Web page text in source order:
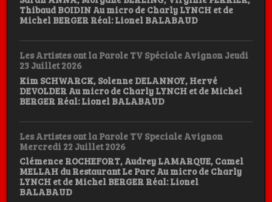
Thibaud BOIDIN Au micro de Charly LYNCH et de
Michel BERGER Réal: Lionel BALABAUD
Les Artistes ont la Parole TV Spéciale Avignon Jeudi
23 Juillet 2026
Kim SCHWARCK, Solenne DELANNOY, Hervé
DEVOLDER Au micro de Charly LYNCH et de Michel
BERGER Réal: Lionel BALABAUD
Les Artistes ont la Parole TV Speciale Avignon
Mercredi 22 Juillet 2026
Clémence ROCHEFORT, Audrey LAMARQUE, Camel
MELLAH du Restaurant Le Parc Au micro de Charly
LYNCH et de Michel BERGER Réal: Lionel
BALABAUD